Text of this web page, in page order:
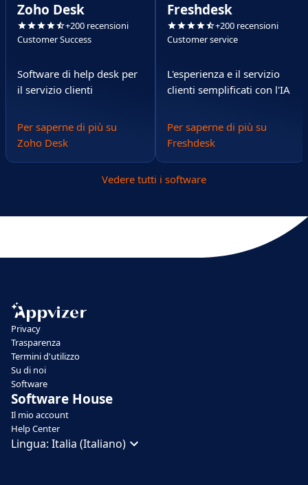
Zoho Desk
+200 recensioni
Customer Success
Software di help desk per
il servizio clienti
Per saperne di più su
Zoho Desk
Freshdesk
+200 recensioni
Customer service
L'esperienza e il servizio
clienti semplificati con l'IA
Per saperne di più su
Freshdesk
Vedere tutti i software
Privacy
Trasparenza
Termini d'utilizzo
Su di noi
Software
Software House
Il mio account
Help Center
Lingua: Italia (Italiano)